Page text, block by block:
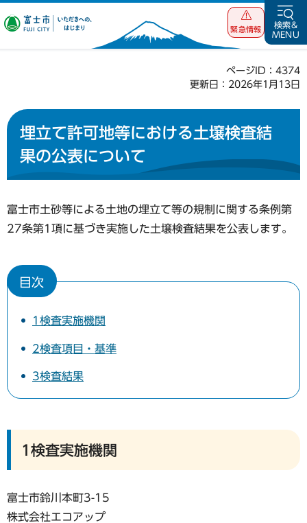
富士市 いただ
緊急情報
検索&
MENU
ページID：4374
更新日：2026年1月13日
埋立て許可地等における土壌検査結
果の公表について
富士市土砂等による土地の埋立て等の規制に関する条例第
27条第1項に基づき実施した土壌検査結果を公表します。
目次
1検査実施機関
2検査項目・基準
3検査結果
1検査実施機関
富士市鈴川本町3-15
株式会社エコアップ